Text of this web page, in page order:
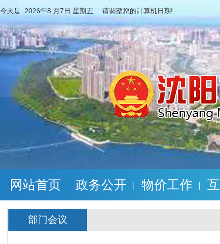
今天是: 2026年8 月7日 星期五 请调整您的计算机日期!
网站首页 政务公开 物价工作
部门会议